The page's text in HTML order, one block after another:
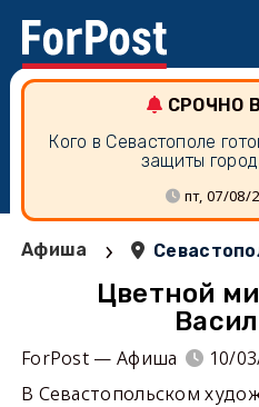
СРОЧНО
Кого в Севастополе
защиты
пт, 07/08/
Афиша ›
Цветной
ForPost — Афиша
10/
В Севастопольском